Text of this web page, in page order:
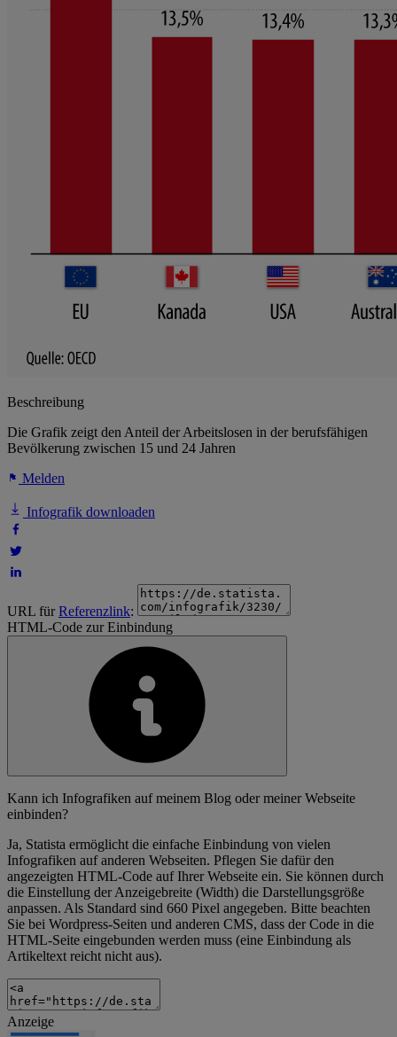
Beschreibung
Die Grafik zeigt den Anteil der Arbeitslosen in der berufsfähigen
Bevölkerung zwischen 15 und 24 Jahren
Melden
Infografik downloaden
URL fürReferenzlink:
HTML-Code zur Einbindung
Kann ich Infografiken auf meinem Blog oder meiner Webseite
einbinden?
Ja, Statista ermöglicht die einfache Einbindung von vielen
Infografiken auf anderen Webseiten. Pflegen Sie dafür den
angezeigten HTML-Code auf Ihrer Webseite ein. Sie können durch
die Einstellung der Anzeigebreite (Width) die Darstellungsgröße
anpassen. Als Standard sind 660 Pixel angegeben. Bitte beachten
Sie bei Wordpress-Seiten und anderen CMS, dass der Code in die
HTML-Seite eingebunden werden muss (eine Einbindung als
Artikeltext reicht nicht aus).
Anzeige